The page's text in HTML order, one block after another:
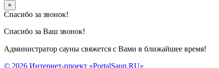
×
Спасибо за звонок!
Спасибо за Ваш звонок!
Администратор сауны свяжется с Вами в ближайшее время!
© 2026 Интернет-проект «PortalSaun.RU»